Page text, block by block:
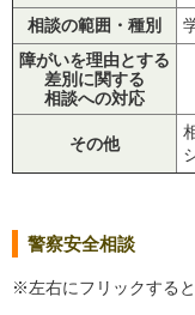
相談の範囲・種別
障がいを理由とする
差別に関する
相談への対応
その他
警察安全相談
※左右にフリックする